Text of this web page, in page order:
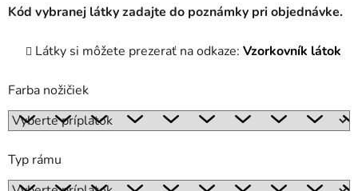
Kód vybranej látky zadajte do poznámky pri objednávke.
Látky si môžete prezerať na odkaze: Vzorkovník látok
Farba nožičiek
Typ rámu